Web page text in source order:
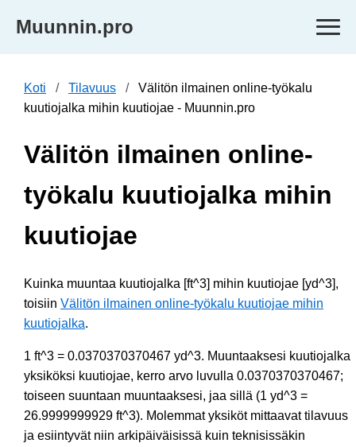
Muunnin.pro
Koti Tilavuus
Välitön ilmainen online-työkalu
kuutiojalka mihin kuutiojae - Muunnin.pro
Välitön ilmainen online-
työkalu kuutiojalka mihin
kuutiojae
Kuinka muuntaa kuutiojalka [ft^3] mihin kuutiojae [yd^3],
toisiin Välitön ilmainen online-työkalu kuutiojae mihin
kuutiojalka.
1 ft^3 = 0.0370370370467 yd^3. Muuntaaksesi kuutiojalka
yksiköksi kuutiojae, kerro arvo luvulla 0.0370370370467;
toiseen suuntaan muuntaaksesi, jaa sillä (1 yd^3 =
26.9999999929 ft^3). Molemmat yksiköt mittaavat tilavuus
ja esiintyvät niin arkipäiväisissä kuin teknisissäkin